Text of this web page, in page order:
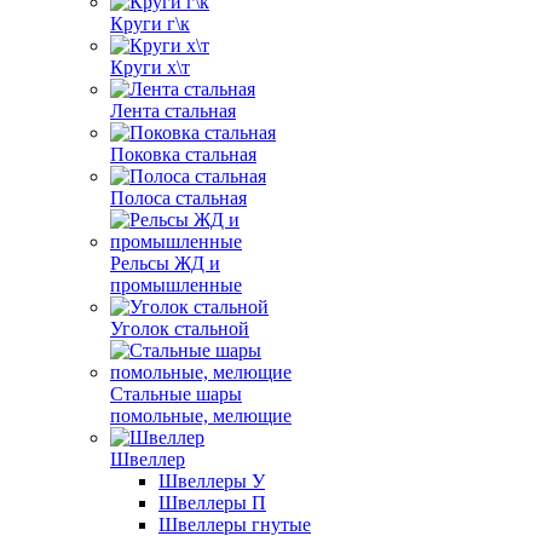
Круги г\к
Круги х\т
Лента стальная
Поковка стальная
Полоса стальная
Рельсы ЖД и
промышленные
Уголок стальной
Стальные шары
помольные, мелющие
Швеллер
Швеллеры У
Швеллеры П
Швеллеры гнутые